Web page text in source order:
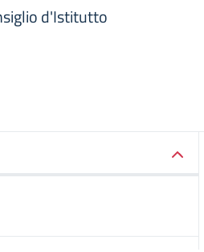
d'Istitutto